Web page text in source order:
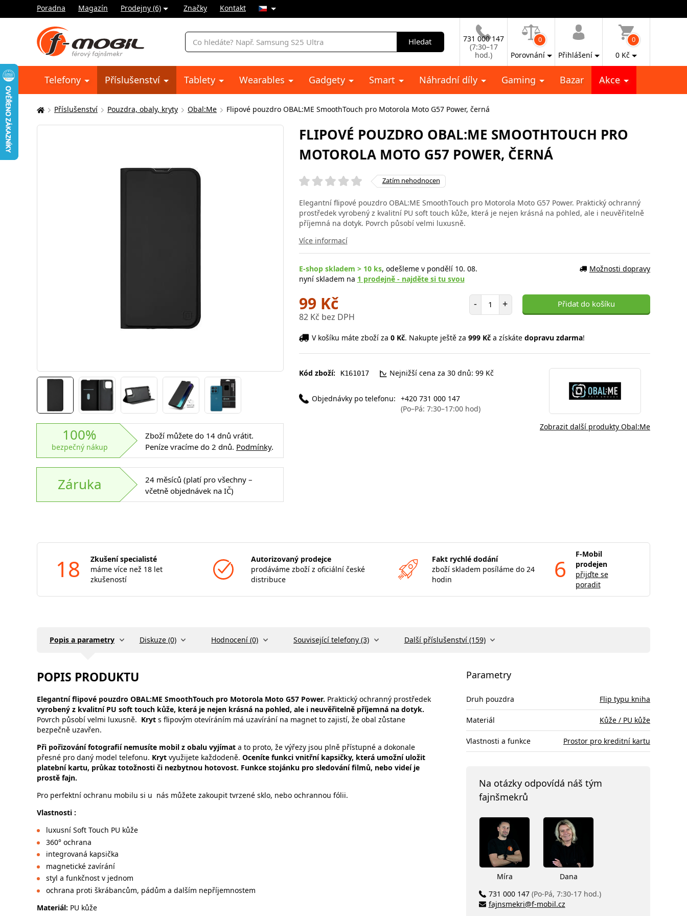
Poradna Magazín Prodejny (6) Značky Kontakt
Vyhledávání
Hledat
731 000 147
(7:30–17
hod.)
0
Porovnání Přihlášení
0
0 Kč
Telefony Příslušenství Tablety Wearables Gadgety Smart Náhradní díly Gaming Bazar Akce
Zde
se
Příslušenství Pouzdra, obaly, kryty Obal:Me Flipové pouzdro OBAL:ME SmoothTouch pro Motorola Moto G57 Power, černá
100%
bezpečný nákup
Zboží můžete do 14 dnů vrátit.
Peníze vracíme do 2 dnů. Podmínky.
Záruka
24 měsíců (platí pro všechny –
včetně objednávek na IČ)
FLIPOVÉ POUZDRO OBAL:ME SMOOTHTOUCH PRO
MOTOROLA MOTO G57 POWER, ČERNÁ
Zatím nehodnocen
Elegantní flipové pouzdro OBAL:ME SmoothTouch pro Motorola Moto G57 Power. Praktický ochranný
prostředek vyrobený z kvalitní PU soft touch kůže, která je nejen krásná na pohled, ale i neuvěřitelně
příjemná na dotyk. Povrch působí velmi luxusně.
Více informací
E-shop skladem > 10 ks, odešleme v pondělí 10. 08.
nyní skladem na 1 prodejně - najděte si tu svou
Možnosti dopravy
99 Kč
82 Kč bez DPH
- Počet položek
+ Přidat do košíku
V košíku máte zboží za 0 Kč. Nakupte ještě za 999 Kča získáte dopravu zdarma!
Kód zboží: K161017 Nejnižší cena za 30 dnů: 99 Kč
Objednávky po telefonu: +420 731 000 147
(Po–Pá: 7:30–17:00 hod)
Zobrazit další produkty Obal:Me
18
Zkušení specialisté
máme více než 18 let
zkušeností
Autorizovaný prodejce
prodáváme zboží z oficiální české
distribuce
Fakt rychlé dodání
zboží skladem posíláme do 24
hodin
6
F-Mobil
prodejen
přijďte se
poradit
Popis a parametry Diskuze (0) Hodnocení (0) Související telefony (3) Další příslušenství (159)
POPIS PRODUKTU
Elegantní flipové pouzdro OBAL:ME SmoothTouch pro Motorola Moto G57 Power. Praktický ochranný prostředek
vyrobený z kvalitní PU soft touch kůže, která je nejen krásná na pohled, ale i neuvěřitelně příjemná na dotyk.
Povrch působí velmi luxusně. Kryt s flipovým otevíráním má uzavírání na magnet to zajistí, že obal zůstane
bezpečně uzavřen.
Při pořizování fotografií nemusíte mobil z obalu vyjímat a to proto, že výřezy jsou plně přístupné a dokonale
přesné pro daný model telefonu. Kryt využijete každodeně. Oceníte funkci vnitřní kapsičky, která umožní uložit
platební kartu, průkaz totožnosti či nezbytnou hotovost. Funkce stojánku pro sledování filmů, nebo videí je
prostě fajn.
Pro perfektní ochranu mobilu si u nás můžete zakoupit tvrzené sklo, nebo ochrannou fólii.
Vlastnosti :
luxusní Soft Touch PU kůže
360° ochrana
integrovaná kapsička
magnetické zavírání
styl a funkčnost v jednom
ochrana proti škrábancům, pádům a dalším nepříjemnostem
Materiál: PU kůže
Parametry
Druh pouzdra Flip typu kniha
Materiál Kůže / PU kůže
Vlastnosti a funkce Prostor pro kreditní kartu
Na otázky odpovídá náš tým
fajnšmekrů
Míra
Dana
731 000 147 (Po-Pá, 7:30-17 hod.)
fajnsmekri@f-mobil.cz